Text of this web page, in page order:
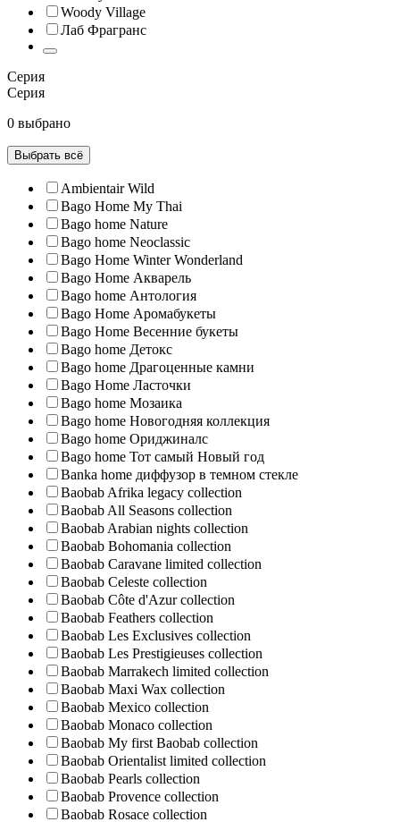
Woody Village
Лаб Фрагранс
Серия
Серия
0 выбрано
Выбрать всё
Ambientair Wild
Bago Home My Thai
Bago home Nature
Bago home Neoclassic
Bago Home Winter Wonderland
Bago Home Акварель
Bago home Антология
Bago Home Аромабукеты
Bago Home Весенние букеты
Bago home Детокс
Bago home Драгоценные камни
Bago Home Ласточки
Bago home Мозаика
Bago home Новогодняя коллекция
Bago home Ориджиналс
Bago home Тот самый Новый год
Banka home диффузор в темном стекле
Baobab Afrika legacy collection
Baobab All Seasons collection
Baobab Arabian nights collection
Baobab Bohomania collection
Baobab Caravane limited collection
Baobab Celeste collection
Baobab Côte d'Azur collection
Baobab Feathers collection
Baobab Les Exclusives collection
Baobab Les Prestigieuses collection
Baobab Marrakech limited collection
Baobab Maxi Wax collection
Baobab Mexico collection
Baobab Monaco collection
Baobab My first Baobab collection
Baobab Orientalist limited collection
Baobab Pearls collection
Baobab Provence collection
Baobab Rosace collection